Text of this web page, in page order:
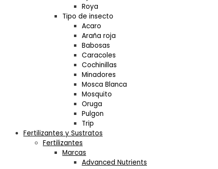
Roya
Tipo de insecto
Acaro
Araña roja
Babosas
Caracoles
Cochinillas
Minadores
Mosca Blanca
Mosquito
Oruga
Pulgon
Trip
Fertilizantes y Sustratos
Fertilizantes
Marcas
Advanced Nutrients